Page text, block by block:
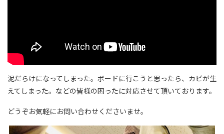
泥だらけになってしまった。ボードに行こうと思ったら、カビが生
えてしまった。などの皆様の困ったに対応させて頂いております。
どうぞお気軽にお問い合わせくださいませ。